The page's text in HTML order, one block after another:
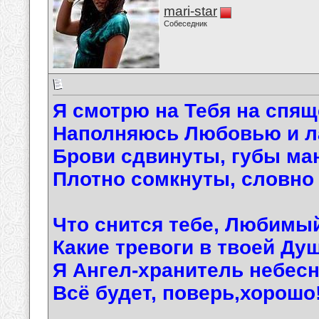
mari-star
Собеседник
Я смотрю на Тебя на
Наполняюсь Любовью и
Брови сдвинуты, губы
Плотно сомкнуты, словно
Что снится тебе,
Какие тревоги в твоей
Я Ангел-хранитель
Всё будет,